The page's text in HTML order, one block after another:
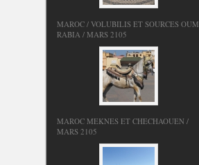
MAROC / VOLUBILIS ET SOURCES OUM
RABIA / MARS 2105
MAROC MEKNES ET CHECHAOUEN /
MARS 2105